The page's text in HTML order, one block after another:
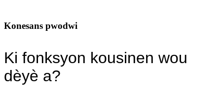
Konesans pwodwi
Ki fonksyon kousinen wou
dèyè a?